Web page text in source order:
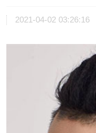
2021-04-02 03:26:16